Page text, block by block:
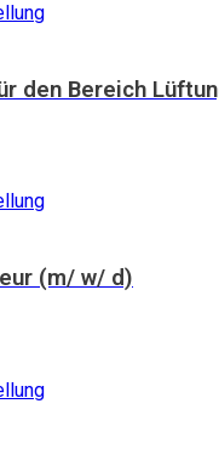
den Bereich
(m/ w/ d)